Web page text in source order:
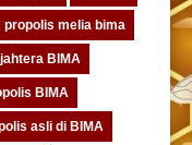
propolis melia bima
BIMA
BIMA
asli di BIMA